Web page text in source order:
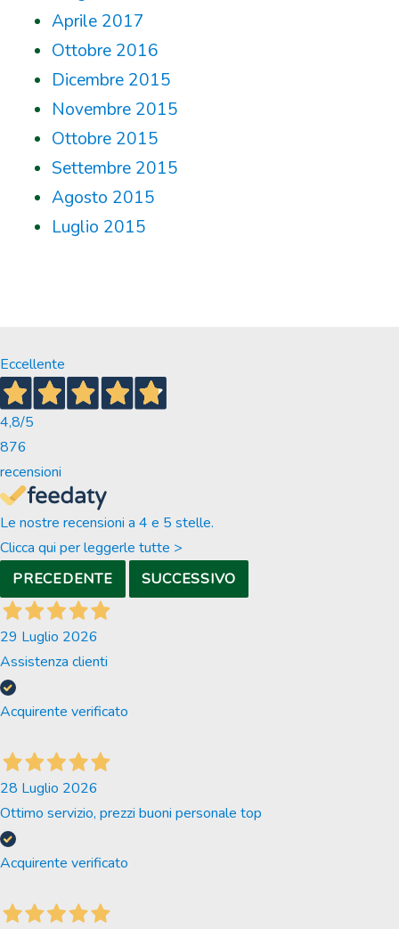
Aprile 2017
Ottobre 2016
Dicembre 2015
Novembre 2015
Ottobre 2015
Settembre 2015
Agosto 2015
Luglio 2015
Eccellente
4,8/5
876
recensioni
Le nostre recensioni a 4 e 5 stelle.
Clicca qui per leggerle tutte >
PRECEDENTE
SUCCESSIVO
29 Luglio 2026
Assistenza clienti
Acquirente verificato
28 Luglio 2026
Ottimo servizio, prezzi buoni personale top
Acquirente verificato